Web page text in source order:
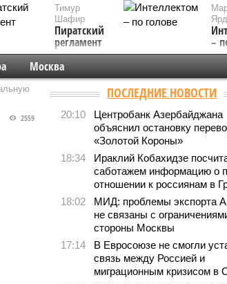
–
Тимур
Шафир
Пиратский
регламент
Москва
2559
ПОСЛЕДНИЕ НОВОСТИ
20:10
Центробанк Азербайджана
объяснил остановку
«Золотой Короны»
18:34
Ираклий Кобахидзе
саботажем информацию о
отношении к россиянам в
18:02
МИД: проблемы экспорта
не связаны с
стороны Москвы
17:14
В Евросоюзе не смогли
связь между Россией и
миграционным кризисом в